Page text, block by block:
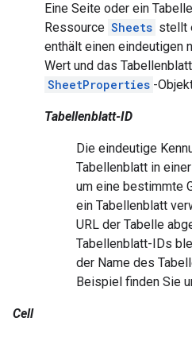
Eine Seite oder ein
Ressource Sheets stellt
enthält einen eindeutigen
Wert und das Tabellenblatt
SheetProperties -
Tabellenblatt-ID
Die eindeutige
Tabellenblatt in
um eine bestimmte
ein Tabellenblatt
URL der Tabelle
Tabellenblatt-IDs
der Name des
Beispiel finden Sie
Cell